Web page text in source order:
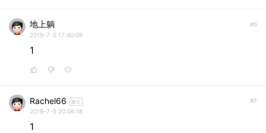
#6
地上躺
2019-7-5 17:40:09
1
#7
Rachel66 楼主
2019-7-5 20:06:18
1